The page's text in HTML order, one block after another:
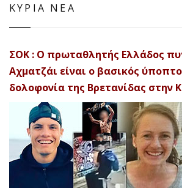
ΚΥΡΙΑ ΝΕΑ
ΣΟΚ : Ο πρωταθλητής Ελλάδος
Αχματζάι είναι ο βασικός
δολοφονία της Βρετανίδας στην